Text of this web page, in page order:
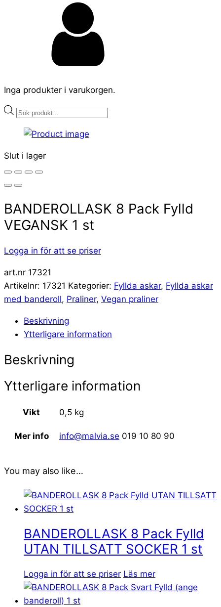
Inga produkter i varukorgen.
Products
Slut i lager
BANDEROLLASK 8 Pack Fylld
VEGANSK 1 st
Logga in för att se priser
art.nr 17321
Artikelnr: 17321 Kategorier: Fyllda askar, Fyllda askar
med banderoll, Praliner, Vegan praliner
Beskrivning
Ytterligare information
Beskrivning
Ytterligare information
Vikt 0,5 kg
Mer info info@malvia.se 019 10 80 90
You may also like…
BANDEROLLASK 8 Pack Fylld
UTAN TILLSATT SOCKER 1 st
Logga in för att se priser Läs mer